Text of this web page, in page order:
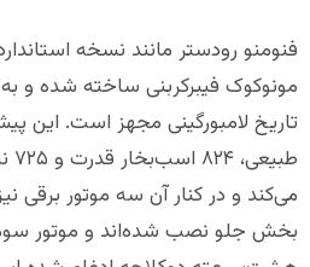
فنومنو رودستر مانند نسخه
می‌کند و در کنار آن سه موتور برقی
بخش جلو نصب شده‌اند و موتور